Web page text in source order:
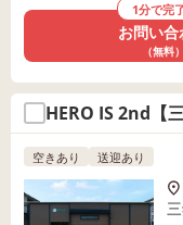
1分で完
お問い合
（無料）
HERO IS 2nd【
空きあり 送迎あり